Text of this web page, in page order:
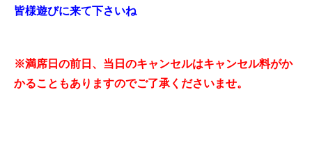
皆様遊びに来て下さいね
※満席日の前日、当日のキャンセルはキャンセル料がか
かることもありますのでご了承くださいませ。